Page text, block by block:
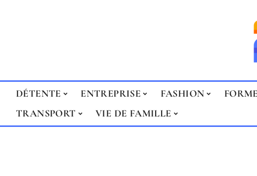
DÉTENTE ENTREPRISE FASHION FORME
TRANSPORT
VIE DE FAMILLE